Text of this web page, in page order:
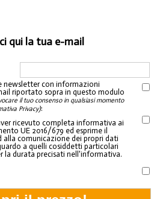
qui la tua e-mail
newsletter con informazioni
riportato sopra in questo modulo
il tuo consenso in qualsiasi momento
Privacy):
ricevuto completa informativa ai
UE 2016/679 ed esprime il
comunicazione dei propri dati
a quelli cosiddetti particolari
la durata precisati nell'informativa.